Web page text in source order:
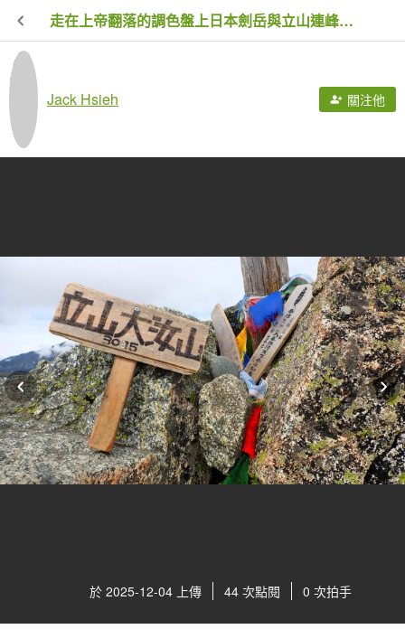
走在上帝翻落的調色盤上日本劍岳與立山連峰的山遊記
Jack Hsieh 關注他
於 2025-12-04 上傳 44 次點閱 0 次拍手